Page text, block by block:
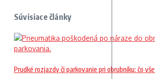
Súvisiace články
Prudké rozjazdy či parkovanie pri obrubníku: čo